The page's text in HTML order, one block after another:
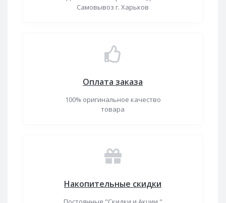
Самовывоз г. Харьков
Оплата заказа
100% оригинальное качество
товара
Накопительные скидки